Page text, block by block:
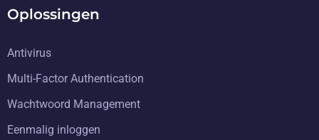
Oplossingen
Antivirus
Multi-Factor Authentication
Wachtwoord Management
Eenmalig inloggen